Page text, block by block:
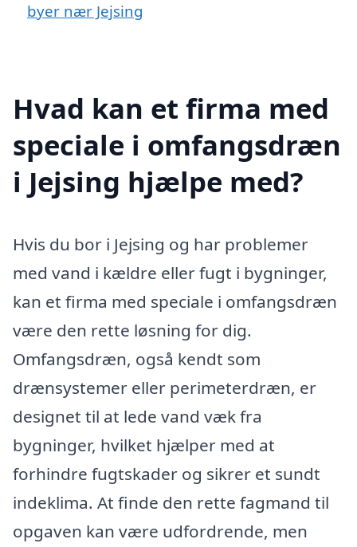
byer nær Jejsing
Hvad kan et firma med
speciale i omfangsdræn
i Jejsing hjælpe med?
Hvis du bor i Jejsing og har problemer
med vand i kældre eller fugt i bygninger,
kan et firma med speciale i omfangsdræn
være den rette løsning for dig.
Omfangsdræn, også kendt som
drænsystemer eller perimeterdræn, er
designet til at lede vand væk fra
bygninger, hvilket hjælper med at
forhindre fugtskader og sikrer et sundt
indeklima. At finde den rette fagmand til
opgaven kan være udfordrende, men